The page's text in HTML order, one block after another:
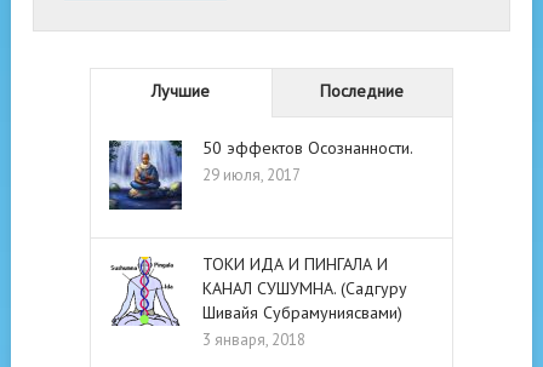
Лучшие Последние
50 эффектов Осознанности.
29 июля, 2017
ТОКИ ИДА И ПИНГАЛА И
КАНАЛ СУШУМНА. (Садгуру
Шивайя Субрамуниясвами)
3 января, 2018